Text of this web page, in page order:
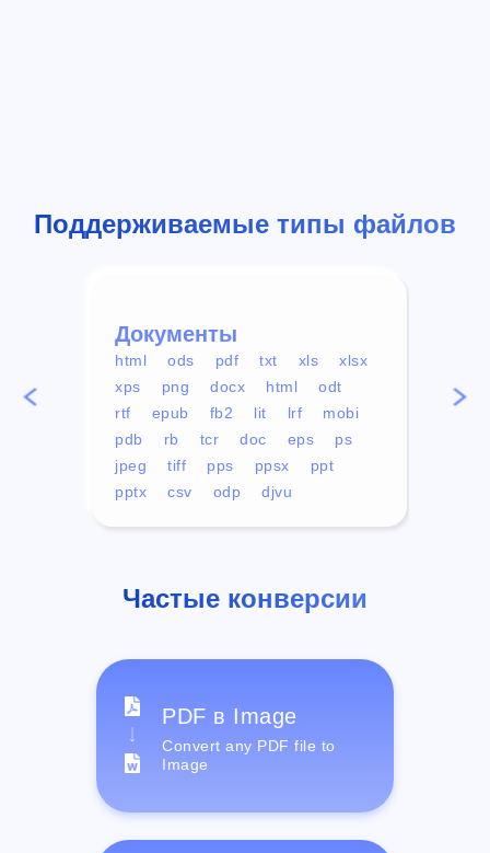
Поддерживаемые типы файлов
Документы
html ods pdf txt xls
xlsx
xps
png docx html
odt
rtf
epub fb2 lit lrf
mobi
pdb
rb tcr doc eps
ps
jpeg
tiff pps ppsx
ppt
pptx
csv odp djvu
mp4
Частые конверсии
PDF в Image
Convert any PDF file to
Image